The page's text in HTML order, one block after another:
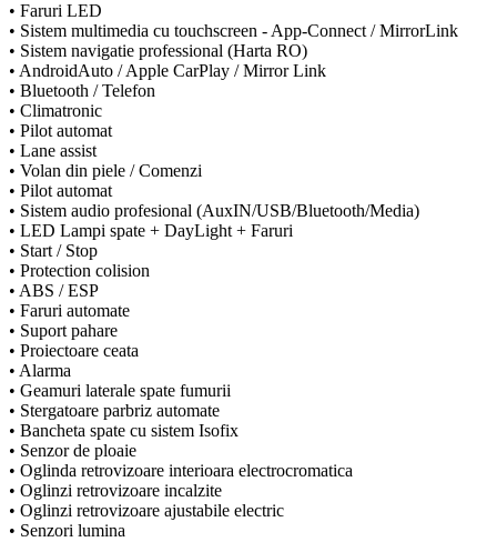
• Faruri LED
• Sistem multimedia cu touchscreen - App-Connect / MirrorLink
• Sistem navigatie professional (Harta RO)
• AndroidAuto / Apple CarPlay / Mirror Link
• Bluetooth / Telefon
• Climatronic
• Pilot automat
• Lane assist
• Volan din piele / Comenzi
• Pilot automat
• Sistem audio profesional (AuxIN/USB/Bluetooth/Media)
• LED Lampi spate + DayLight + Faruri
• Start / Stop
• Protection colision
• ABS / ESP
• Faruri automate
• Suport pahare
• Proiectoare ceata
• Alarma
• Geamuri laterale spate fumurii
• Stergatoare parbriz automate
• Bancheta spate cu sistem Isofix
• Senzor de ploaie
• Oglinda retrovizoare interioara electrocromatica
• Oglinzi retrovizoare incalzite
• Oglinzi retrovizoare ajustabile electric
• Senzori lumina